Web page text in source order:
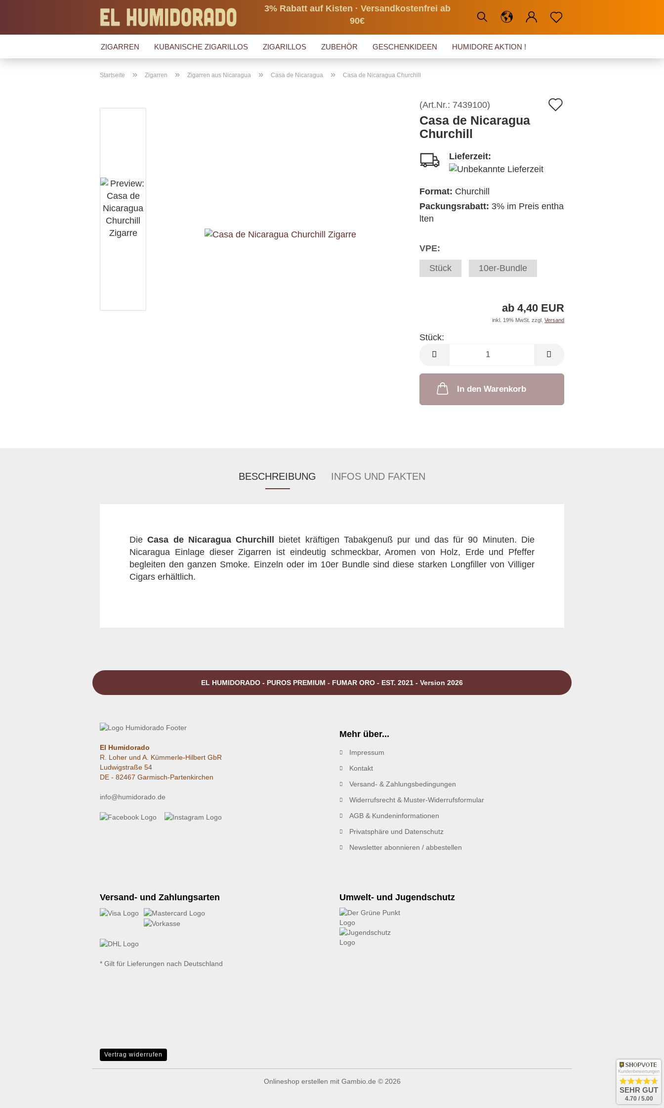
3% Rabatt auf Kisten · Versandkostenfrei ab
90€
ZIGARREN KUBANISCHE ZIGARILLOS ZIGARILLOS ZUBEHÖR GESCHENKIDEEN HUMIDORE AKTION !
Startseite » Zigarren » Zigarren aus Nicaragua » Casa de Nicaragua » Casa de Nicaragua Churchill
(Art.Nr.: 7439100)
Casa de Nicaragua
Churchill
Lieferzeit:
Format: Churchill
Packungsrabatt: 3% im Preis entha
lten
VPE:
Stück
10er-Bundle
ab 4,40 EUR
inkl. 19% MwSt. zzgl. Versand
Stück:
Stück
In den Warenkorb
BESCHREIBUNG INFOS UND FAKTEN
DieCasa de Nicaragua Churchill bietet kräftigen Tabakgenuß pur und das für 90 Minuten. Die
Nicaragua Einlage dieser Zigarren ist eindeutig schmeckbar, Aromen von Holz, Erde und Pfeffer
begleiten den ganzen Smoke. Einzeln oder im 10er Bundle sind diese starken Longfiller von Villiger
Cigars erhältlich.
EL HUMIDORADO - PUROS PREMIUM - FUMAR ORO - EST. 2021 - Version 2026
El Humidorado
R. Loher und A. Kümmerle-Hilbert GbR
Ludwigstraße 54
DE - 82467 Garmisch-Partenkirchen
info@humidorado.de
Mehr über...
Impressum
Kontakt
Versand- & Zahlungsbedingungen
Widerrufsrecht & Muster-Widerrufsformular
AGB & Kundeninformationen
Privatsphäre und Datenschutz
Newsletter abonnieren / abbestellen
Versand- und Zahlungsarten
* Gilt für Lieferungen nach Deutschland
Umwelt- und Jugendschutz
Vertrag widerrufen
Onlineshop erstellen mit Gambio.de © 2026
Kundenbewertungen
SEHR GUT
4.70 / 5.00